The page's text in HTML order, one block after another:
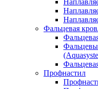
Фальцевая
Профнастил